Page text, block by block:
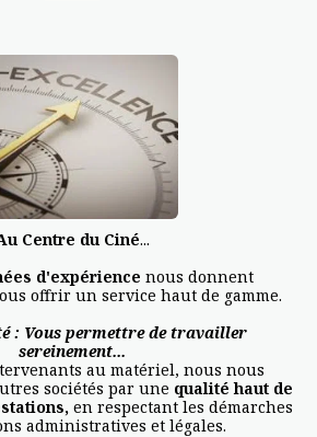
Centre du Ciné...
d'expérience nous donnent
offrir un service haut de gamme.
: Vous permettre de travailler
sereinement...
au matériel, nous nous
sociétés par une qualité haut de
en respectant les démarches
administratives et légales.